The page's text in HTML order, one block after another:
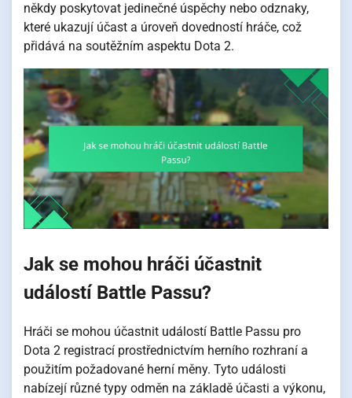
někdy poskytovat jedinečné úspěchy nebo odznaky,
které ukazují účast a úroveň dovedností hráče, což
přidává na soutěžním aspektu Dota 2.
Jak se mohou hráči účastnit
událostí Battle Passu?
Hráči se mohou účastnit událostí Battle Passu pro
Dota 2 registrací prostřednictvím herního rozhraní a
použitím požadované herní měny. Tyto události
nabízejí různé typy odměn na základě účasti a výkonu,